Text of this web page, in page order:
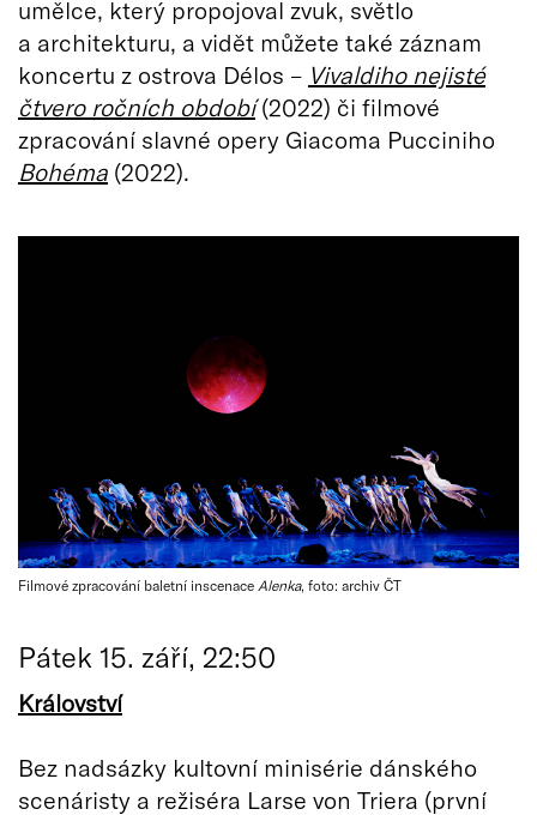
umělce, který propojoval zvuk, světlo
a architekturu, a vidět můžete také záznam
koncertu z ostrova Délos – Vivaldiho nejisté
čtvero ročních období (2022) či filmové
zpracování slavné opery Giacoma Pucciniho
Bohéma (2022).
Filmové zpracování baletní inscenace Alenka, foto: archiv ČT
Pátek 15. září, 22:50
Království
Bez nadsázky kultovní minisérie dánského
scenáristy a režiséra Larse von Triera (první